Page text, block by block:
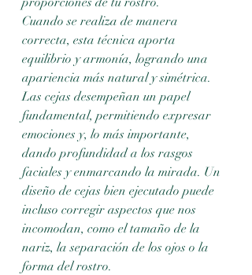
Cuando se realiza de manera
correcta, esta técnica aporta
equilibrio y armonía, logrando una
apariencia más natural y simétrica.
Las cejas desempeñan un papel
fundamental, permitiendo expresar
emociones y, lo más importante,
dando profundidad a los rasgos
faciales y enmarcando la mirada. Un
diseño de cejas bien ejecutado puede
incluso corregir aspectos que nos
incomodan, como el tamaño de la
nariz, la separación de los ojos o la
forma del rostro.